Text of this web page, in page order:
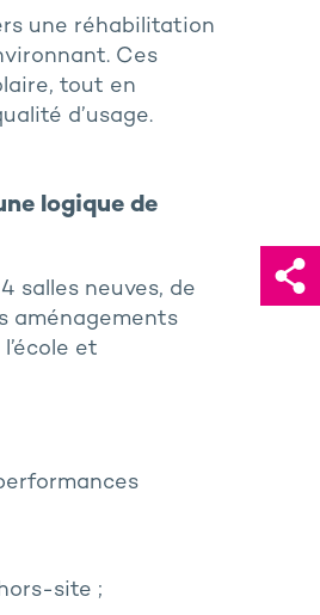
une réhabilitation
Ces
tout en
d’usage.
logique de
salles neuves, de
aménagements
et
site ;